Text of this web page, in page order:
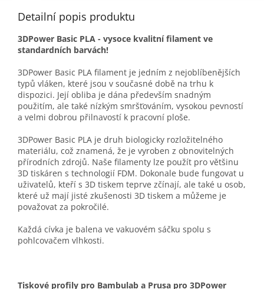
Detailní popis produktu
3DPower Basic PLA - vysoce kvalitní filament ve
standardních barvách!
3DPower Basic PLA filament je jedním z nejoblíbenějších
typů vláken, které jsou v současné době na trhu k
dispozici. Její obliba je dána především snadným
použitím, ale také nízkým smršťováním, vysokou pevností
a velmi dobrou přilnavostí k pracovní ploše.
3DPower Basic PLA je druh biologicky rozložitelného
materiálu, což znamená, že je vyroben z obnovitelných
přírodních zdrojů. Naše filamenty lze použít pro většinu
3D tiskáren s technologií FDM. Dokonale bude fungovat u
uživatelů, kteří s 3D tiskem teprve zčínají, ale také u osob,
které už mají jisté zkušenosti 3D tiskem a můžeme je
považovat za pokročilé.
Každá cívka je balena ve vakuovém sáčku spolu s
pohlcovačem vlhkosti.
Tiskové profily pro Bambulab a Prusa pro 3DPower